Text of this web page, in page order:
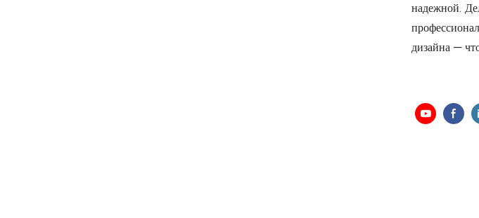
надежной.
дизайна —